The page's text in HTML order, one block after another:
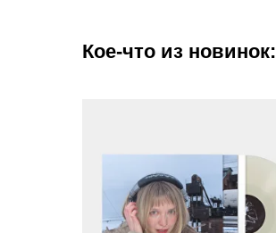
Кое-что из новинок: